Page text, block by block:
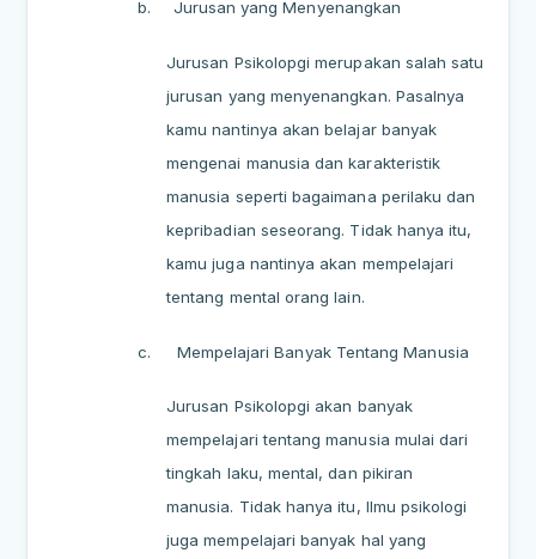
b. Jurusan yang Menyenangkan
Jurusan Psikolopgi merupakan salah satu
jurusan yang menyenangkan. Pasalnya
kamu nantinya akan belajar banyak
mengenai manusia dan karakteristik
manusia seperti bagaimana perilaku dan
kepribadian seseorang. Tidak hanya itu,
kamu juga nantinya akan mempelajari
tentang mental orang lain.
c. Mempelajari Banyak Tentang Manusia
Jurusan Psikolopgi akan banyak
mempelajari tentang manusia mulai dari
tingkah laku, mental, dan pikiran
manusia. Tidak hanya itu, Ilmu psikologi
juga mempelajari banyak hal yang